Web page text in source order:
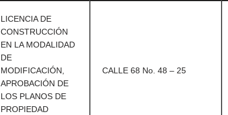
LICENCIA DE
CONSTRUCCIÓN
EN LA MODALIDAD
DE
MODIFICACIÓN,
APROBACIÓN DE
LOS PLANOS DE
PROPIEDAD
CALLE 68 No. 48 – 25